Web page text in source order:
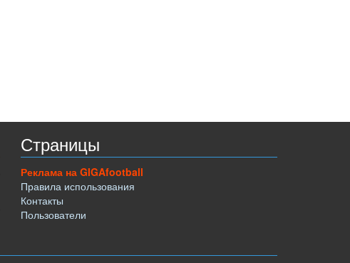
Страницы
Реклама на GIGAfootball
Правила использования
Контакты
Пользователи